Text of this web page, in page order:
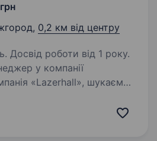
0,2 км від центру
Досвід роботи від 1 року.
у компанії
«Lazerhall», шукаємо
команди у місті Стрий.